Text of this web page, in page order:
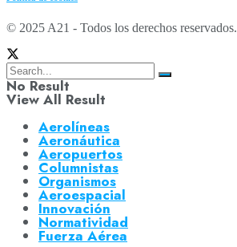
© 2025 A21 - Todos los derechos reservados.
No Result
View All Result
Aerolíneas
Aeronáutica
Aeropuertos
Columnistas
Organismos
Aeroespacial
Innovación
Normatividad
Fuerza Aérea